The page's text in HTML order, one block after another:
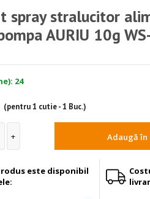
spray stralucitor
AURIU 10g
24
(pentru 1 cutie - 1 Buc.)
Adaugă în
este disponibil